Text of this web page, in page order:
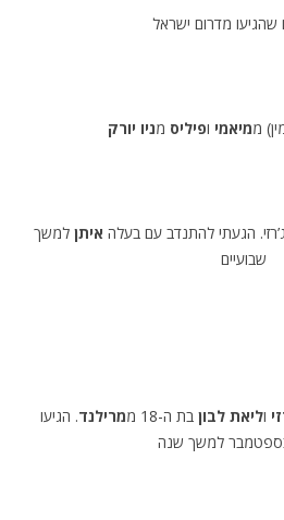
שהגיעו מדרום ישראל
ממיאמי ופיליס מניו יורק
ג’רזי. הגעתי להתנדב עם בעלה איתן למשך
שבועיים
וליאת לבון בת ה-18 מ מרילנד. הגיעו
למשך שנה